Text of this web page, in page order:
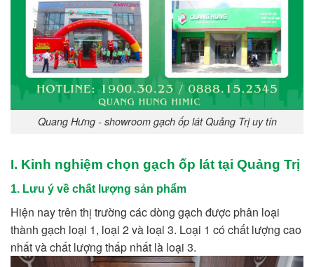
Quang Hưng - showroom gạch ốp lát Quảng Trị uy tín
I. Kinh nghiệm chọn gạch ốp lát tại Quảng Trị
1. Lưu ý về chất lượng sản phẩm
Hiện nay trên thị trường các dòng gạch được phân loại
thành gạch loại 1, loại 2 và loại 3. Loại 1 có chất lượng cao
nhất và chất lượng thấp nhất là loại 3.